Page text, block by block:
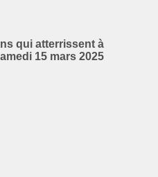
qui atterrissent à
15 mars 2025